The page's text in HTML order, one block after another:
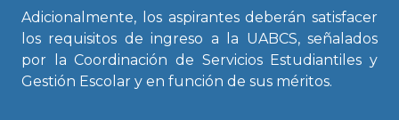
Adicionalmente, los aspirantes deberán satisfacer
los requisitos de ingreso a la UABCS, señalados
por la Coordinación de Servicios Estudiantiles y
Gestión Escolar y en función de sus méritos.